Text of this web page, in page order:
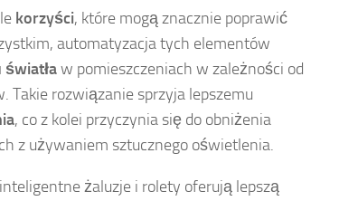
korzyści, które mogą znacznie poprawić
automatyzacja tych elementów
w pomieszczeniach w zależności od
Takie rozwiązanie sprzyja lepszemu
, co z kolei przyczynia się do obniżenia
z używaniem sztucznego oświetlenia.
żaluzje i rolety oferują lepszą